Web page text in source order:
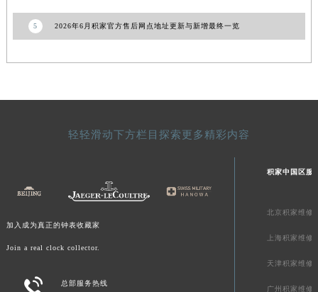
浙江省舟山市定海区解放东路积家售后服务中心（需提前预约）
澳门特别行政区风顺堂区南湾大马路积家售后服务中心（需提前预约）
澳门省路氹城市金光大道积家售后服务中心（需提前预约）
澳门特别行政区望德堂区塔石广场积家售后服务中心（需提前预约）
福建省福州市鼓楼区五四路128-1号恒力城写字楼15层03室积家售后服务中心（需提前预约）
5 2026年6月积家官方售后网点地址更新与新增最终一览
轻轻滑动下方栏目探索更多精彩内容
加入成为真正的钟表收藏家
Join a real clock collector.
 总部服务热线
积家中国区服
北京积家维修
上海积家维修
天津积家维修
广州积家维修